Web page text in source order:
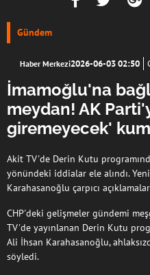
Gündem
Haber Merkezi2026-06-03 02:50
İmamoğlu'na
meydan! AK
giremeyecek'
Akit TV'de Derin Kutu
yönündeki iddialar ele alındı.
Karahasanoğlu çarpıcı
CHP'deki gelişmeler gündemi
TV'de yayınlanan Derin Kutu
Ali İhsan Karahasanoğlu,
söyledi.